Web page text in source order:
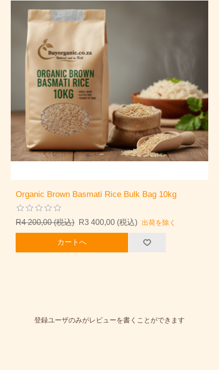
Organic Brown Basmati Rice Bulk Bag 10kg
R4 200,00 (税込) R3 400,00 (税込) 出荷を除く
カートへ
登録ユーザのみがレビューを書くことができます